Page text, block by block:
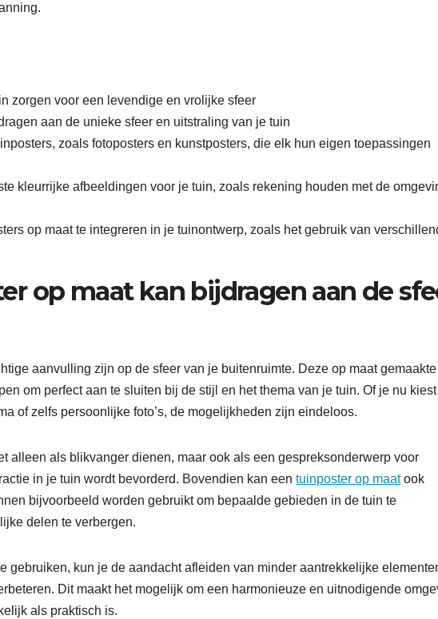
zorgen voor een levendige en vrolijke sfeer
aan de unieke sfeer en uitstraling van je tuin
zoals fotoposters en kunstposters, die elk hun eigen toepassingen
kleurrijke afbeeldingen voor je tuin, zoals rekening houden met de
op maat te integreren in je tuinontwerp, zoals het gebruik van
op maat kan bijdragen aan de
aanvulling zijn op de sfeer van je buitenruimte. Deze op maat gemaakte
om perfect aan te sluiten bij de stijl en het thema van je tuin. Of je nu
of zelfs persoonlijke foto’s, de mogelijkheden zijn eindeloos.
alleen als blikvanger dienen, maar ook als een gespreksonderwerp voor
in je tuin wordt bevorderd. Bovendien kan een tuinposter op maatook
bijvoorbeeld worden gebruikt om bepaalde gebieden in de tuin te
delen te verbergen.
gebruiken, kun je de aandacht afleiden van minder aantrekkelijke
Dit maakt het mogelijk om een harmonieuze en uitnodigende
als praktisch is.